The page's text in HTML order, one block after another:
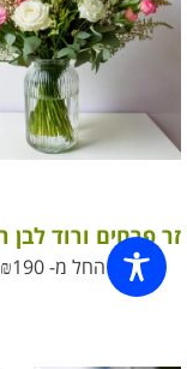
החל מ-
₪190